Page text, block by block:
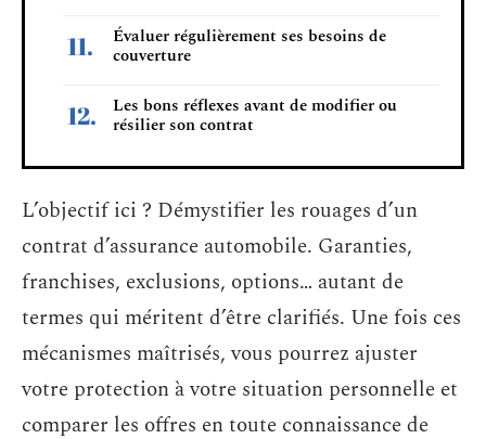
Évaluer régulièrement ses besoins de
couverture
Les bons réflexes avant de modifier ou
résilier son contrat
L’objectif ici ? Démystifier les rouages d’un
contrat d’assurance automobile. Garanties,
franchises, exclusions, options… autant de
termes qui méritent d’être clarifiés. Une fois ces
mécanismes maîtrisés, vous pourrez ajuster
votre protection à votre situation personnelle et
comparer les offres en toute connaissance de